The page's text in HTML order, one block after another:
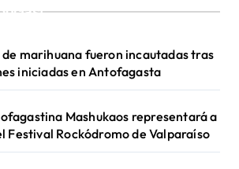
de marihuana fueron incautadas tras
iniciadas en Antofagasta
Mashukaos representará a
Festival Rockódromo de Valparaíso